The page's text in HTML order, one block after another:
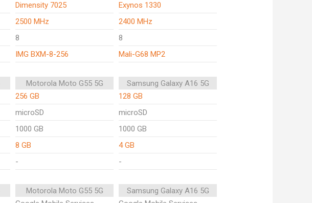
Dimensity 7025
Exynos 1330
2500 MHz
2400 MHz
8
8
IMG BXM-8-256 Mali-G68 MP2
Motorola Moto G55 5G
Samsung Galaxy A16 5G
256 GB
128 GB
microSD
microSD
1000 GB
1000 GB
8 GB
4 GB
- -
Motorola Moto G55 5G
Samsung Galaxy A16 5G